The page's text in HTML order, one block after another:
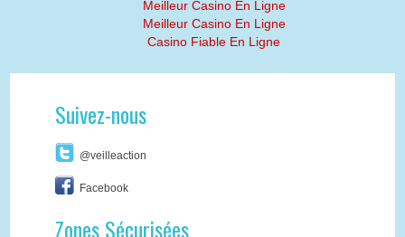
Meilleur Casino En Ligne
Meilleur Casino En Ligne
Casino Fiable En Ligne
Suivez-nous
@veilleaction
Facebook
Zones Sécurisées